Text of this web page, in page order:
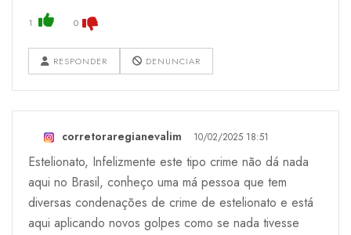
1 0
RESPONDER DENUNCIAR
corretoraregianevalim 10/02/2025 18:51
Estelionato, Infelizmente este tipo crime não dá nada
aqui no Brasil, conheço uma má pessoa que tem
diversas condenações de crime de estelionato e está
aqui aplicando novos golpes como se nada tivesse